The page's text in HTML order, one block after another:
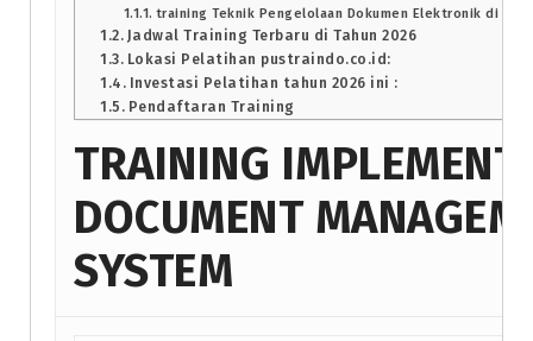
training Teknik Pengelolaan Dokumen Elektronik di
Jadwal Training Terbaru di Tahun 2026
Lokasi Pelatihan pustraindo.co.id:
Investasi Pelatihan tahun 2026 ini :
Pendaftaran Training
TRAINING
DOCUMENT
SYSTEM